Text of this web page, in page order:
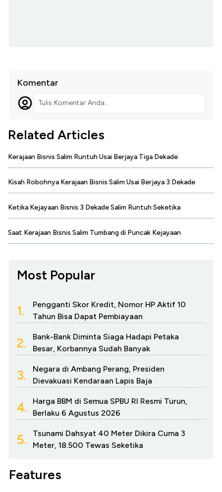
Komentar
Tulis Komentar Anda...
Related Articles
Kerajaan Bisnis Salim Runtuh Usai Berjaya Tiga Dekade
Kisah Robohnya Kerajaan Bisnis Salim Usai Berjaya 3 Dekade
Ketika Kejayaan Bisnis 3 Dekade Salim Runtuh Seketika
Saat Kerajaan Bisnis Salim Tumbang di Puncak Kejayaan
Most Popular
1.
Pengganti Skor Kredit, Nomor HP Aktif 10
Tahun Bisa Dapat Pembiayaan
2.
Bank-Bank Diminta Siaga Hadapi Petaka
Besar, Korbannya Sudah Banyak
3.
Negara di Ambang Perang, Presiden
Dievakuasi Kendaraan Lapis Baja
4.
Harga BBM di Semua SPBU RI Resmi Turun,
Berlaku 6 Agustus 2026
5.
Tsunami Dahsyat 40 Meter Dikira Cuma 3
Meter, 18.500 Tewas Seketika
Features